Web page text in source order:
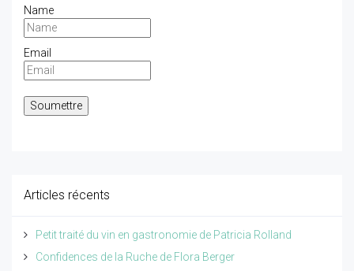
Name
Email
Articles récents
Petit traité du vin en gastronomie de Patricia Rolland
Confidences de la Ruche de Flora Berger